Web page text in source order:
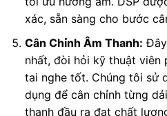
xác, sẵn sàng cho bước
Cân Chỉnh Âm Thanh:
nhất, đòi hỏi kỹ thuật viên
tai nghe tốt. Chúng tôi sử
dụng để cân chỉnh từng
thanh đầu ra đạt chất